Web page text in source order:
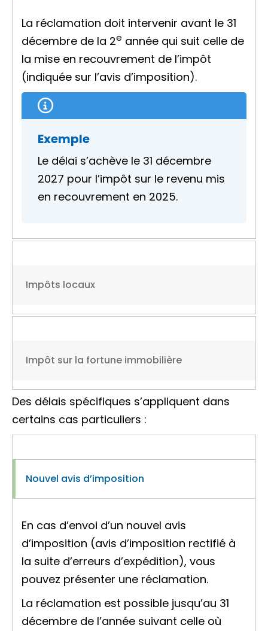
La réclamation doit intervenir avant le 31
décembre de la 2e année qui suit celle de
la mise en recouvrement de l’impôt
(indiquée sur l’avis d’imposition).
Exemple
Le délai s’achève le 31 décembre
2027 pour l’impôt sur le revenu mis
en recouvrement en 2025.
Impôts locaux
Impôt sur la fortune immobilière
Des délais spécifiques s’appliquent dans
certains cas particuliers :
Nouvel avis d’imposition
En cas d’envoi d’un nouvel avis
d’imposition (avis d’imposition rectifié à
la suite d’erreurs d’expédition), vous
pouvez présenter une réclamation.
La réclamation est possible jusqu’au 31
décembre de l’année suivant celle où